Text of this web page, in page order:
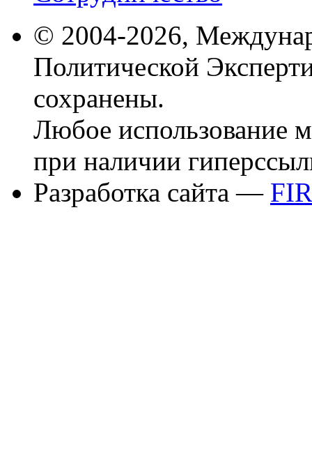
© 2004-2026,
Политической
сохранены.
Любое использование
при наличии
Разработка сайта —